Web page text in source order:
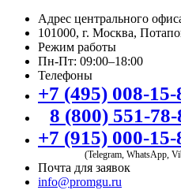
Адрес центрального
101000, г. Москва,
Режим работы
Пн-Пт: 09:00–18:00
Телефоны
+7 (495) 008-15-
8 (800) 551-78-
+7 (915) 000-15-
(Telegram, WhatsApp,
Почта для заявок
info@promgu.ru